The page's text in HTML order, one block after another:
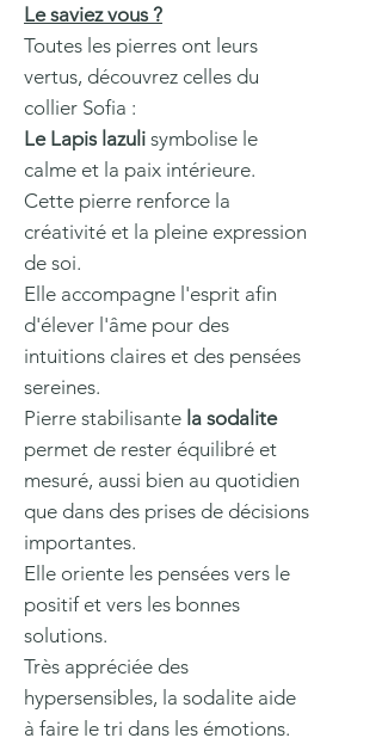
Le saviez vous ?
Toutes les pierres ont leurs
vertus, découvrez celles du
collier Sofia :
Le Lapis lazuli symbolise le
calme et la paix intérieure.
Cette pierre renforce la
créativité et la pleine expression
de soi.
Elle accompagne l'esprit afin
d'élever l'âme pour des
intuitions claires et des pensées
sereines.
Pierre stabilisante la sodalite
permet de rester équilibré et
mesuré, aussi bien au quotidien
que dans des prises de décisions
importantes.
Elle oriente les pensées vers le
positif et vers les bonnes
solutions.
Très appréciée des
hypersensibles, la sodalite aide
à faire le tri dans les émotions.